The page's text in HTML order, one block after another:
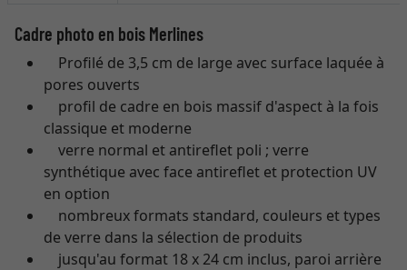
Cadre photo en bois Merlines
Profilé de 3,5 cm de large avec surface laquée à
pores ouverts
profil de cadre en bois massif d'aspect à la fois
classique et moderne
verre normal et antireflet poli ; verre
synthétique avec face antireflet et protection UV
en option
nombreux formats standard, couleurs et types
de verre dans la sélection de produits
jusqu'au format 18 x 24 cm inclus, paroi arrière